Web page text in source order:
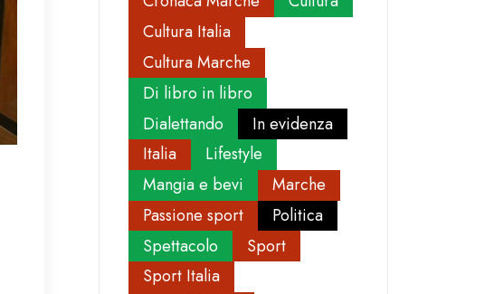
Cultura Italia
Cultura Marche
Di libro in libro
Dialettando
In evidenza
Italia
Lifestyle
Mangia e bevi
Marche
Passione sport
Politica
Spettacolo
Sport
Sport Italia